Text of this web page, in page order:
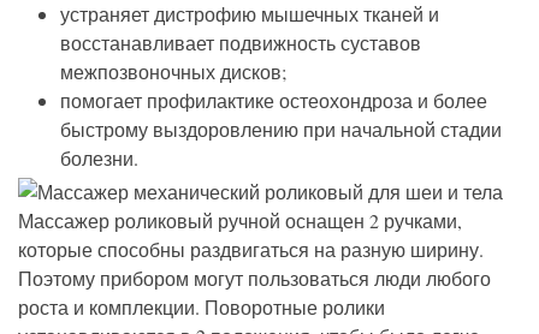
устраняет дистрофию мышечных тканей и
восстанавливает подвижность суставов
межпозвоночных дисков;
помогает профилактике остеохондроза и более
быстрому выздоровлению при начальной стадии
болезни.
Массажер роликовый ручной оснащен 2 ручками,
которые способны раздвигаться на разную ширину.
Поэтому прибором могут пользоваться люди любого
роста и комплекции. Поворотные ролики